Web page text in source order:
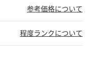
参考価格について
程度ランクについて